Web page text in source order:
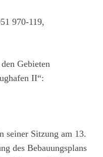
970-119,
Gebieten
II“:
seiner Sitzung am 13.
des Bebauungsplans